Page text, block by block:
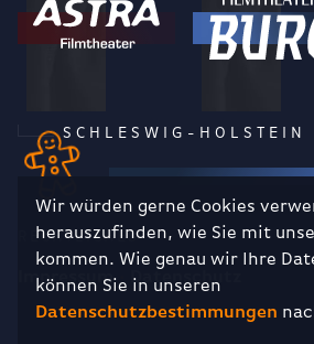
Wir würden gerne Cookies
herauszufinden, wie Sie mit
kommen. Wie genau wir Ihre
können Sie in unseren
Datenschutzbestimmungen
SCHLESWIG-HOLSTEIN
RECHTLICHES
Impressum Datenschutz